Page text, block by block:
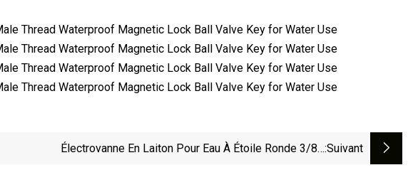
Électrovanne En Laiton Pour Eau À Étoile Ronde 3/8′ ′:suivant